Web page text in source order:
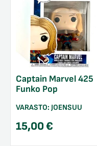
Captain Marvel 425
Funko Pop
VARASTO: JOENSUU
15,00€